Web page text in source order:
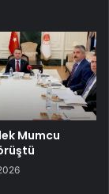
Mumcu